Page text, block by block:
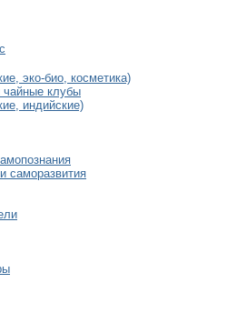
эко-био, косметика)
чайные клубы
индийские)
саморазвития